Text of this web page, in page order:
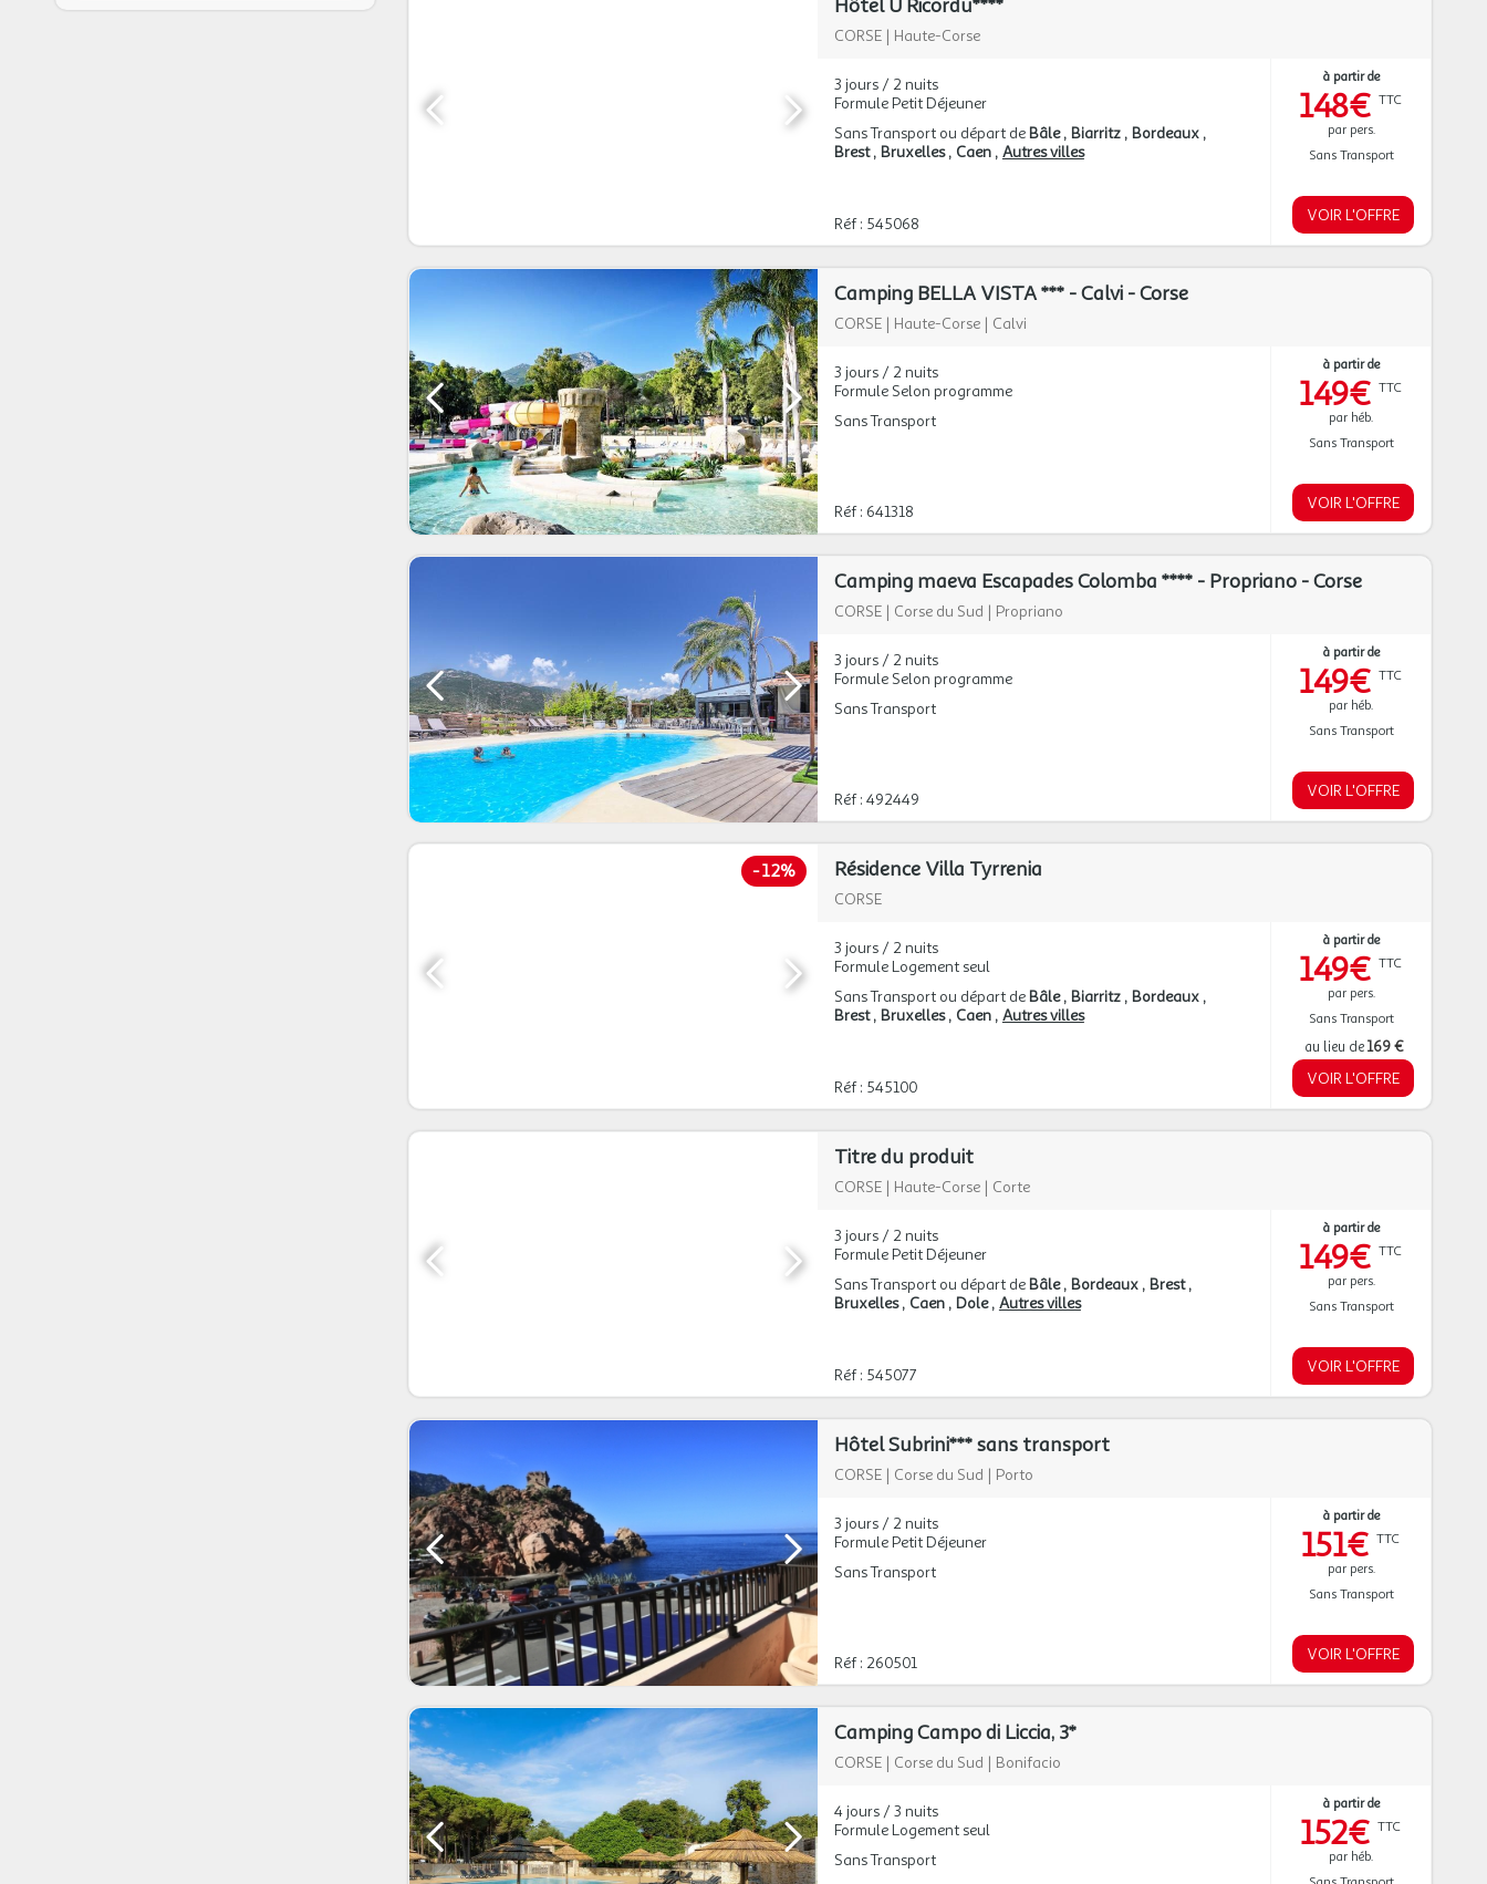
Hôtel U Ricordu****
CORSE | Haute-Corse
3 jours / 2 nuits
Formule Petit Déjeuner
Sans Transport ou départ de Bâle Biarritz
Bordeaux
Brest Bruxelles Caen Autres villes
Réf : 545068
à partir de
148€ TTC
par pers.
Sans Transport
VOIR L'OFFRE
Camping BELLA VISTA *** - Calvi - Corse
CORSE | Haute-Corse | Calvi
3 jours / 2 nuits
Formule Selon programme
Sans Transport
Réf : 641318
à partir de
149€ TTC
par héb.
Sans Transport
VOIR L'OFFRE
Camping maeva Escapades Colomba **** - Propriano - Corse
CORSE | Corse du Sud | Propriano
3 jours / 2 nuits
Formule Selon programme
Sans Transport
Réf : 492449
à partir de
149€ TTC
par héb.
Sans Transport
VOIR L'OFFRE
-12% Résidence Villa Tyrrenia
CORSE
3 jours / 2 nuits
Formule Logement seul
Sans Transport ou départ de Bâle Biarritz
Bordeaux
Brest Bruxelles Caen Autres villes
Réf : 545100
à partir de
149€ TTC
par pers.
Sans Transport
au lieu de169 €
VOIR L'OFFRE
Titre du produit
CORSE | Haute-Corse | Corte
3 jours / 2 nuits
Formule Petit Déjeuner
Sans Transport ou départ de Bâle Bordeaux
Brest
Bruxelles Caen Dole Autres villes
Réf : 545077
à partir de
149€ TTC
par pers.
Sans Transport
VOIR L'OFFRE
Hôtel Subrini*** sans transport
CORSE | Corse du Sud | Porto
3 jours / 2 nuits
Formule Petit Déjeuner
Sans Transport
Réf : 260501
à partir de
151€ TTC
par pers.
Sans Transport
VOIR L'OFFRE
Camping Campo di Liccia, 3*
CORSE | Corse du Sud | Bonifacio
4 jours / 3 nuits
Formule Logement seul
Sans Transport
à partir de
152€ TTC
par héb.